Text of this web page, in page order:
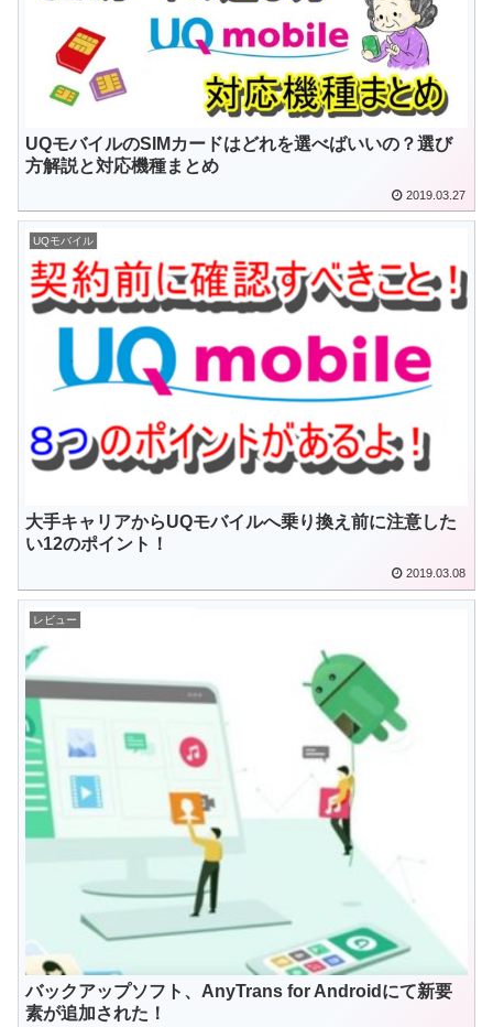
UQモバイルのSIMカードはどれを選べばいいの？選び
方解説と対応機種まとめ
2019.03.27
UQモバイル
大手キャリアからUQモバイルへ乗り換え前に注意した
い12のポイント！
2019.03.08
レビュー
バックアップソフト、AnyTrans for Androidにて新要
素が追加された！